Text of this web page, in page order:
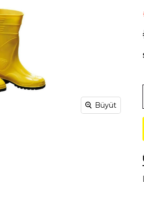
Isıtma Soğutma
Temel İnşaat
Büyüt